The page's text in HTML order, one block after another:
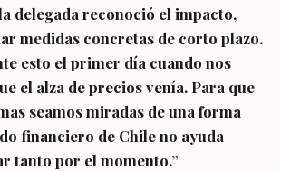
delegada reconoció el impacto,
medidas concretas de corto plazo.
esto el primer día cuando nos
el alza de precios venía. Para que
seamos miradas de una forma
financiero de Chile no ayuda
tanto por el momento.”